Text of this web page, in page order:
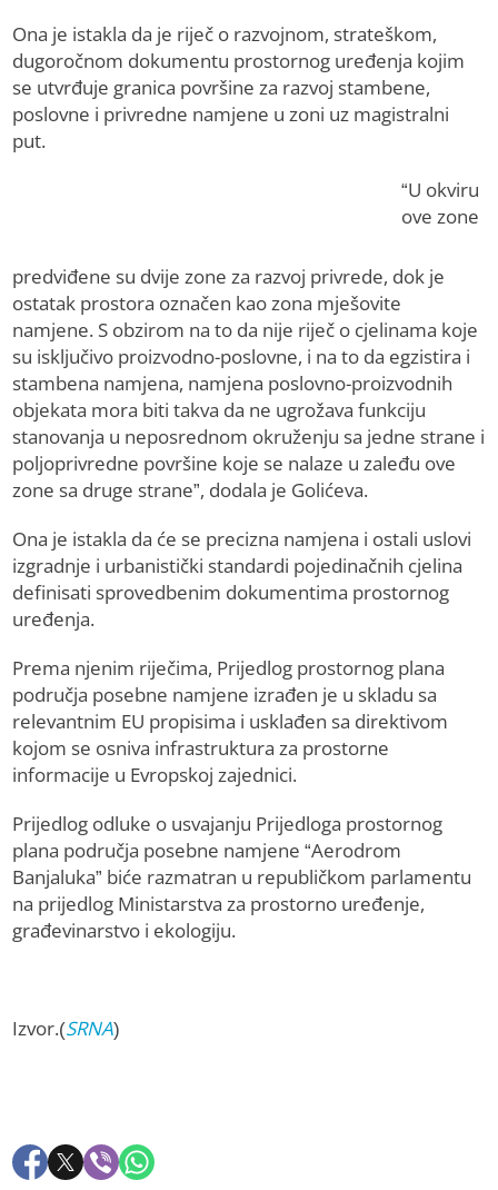
Ona je istakla da je riječ o razvojnom, strateškom,
dugoročnom dokumentu prostornog uređenja kojim
se utvrđuje granica površine za razvoj stambene,
poslovne i privredne namjene u zoni uz magistralni
put.
“U okviru
ove zone
predviđene su dvije zone za razvoj privrede, dok je
ostatak prostora označen kao zona mješovite
namjene. S obzirom na to da nije riječ o cjelinama koje
su isključivo proizvodno-poslovne, i na to da egzistira i
stambena namjena, namjena poslovno-proizvodnih
objekata mora biti takva da ne ugrožava funkciju
stanovanja u neposrednom okruženju sa jedne strane i
poljoprivredne površine koje se nalaze u zaleđu ove
zone sa druge strane”, dodala je Golićeva.
Ona je istakla da će se precizna namjena i ostali uslovi
izgradnje i urbanistički standardi pojedinačnih cjelina
definisati sprovedbenim dokumentima prostornog
uređenja.
Prema njenim riječima, Prijedlog prostornog plana
područja posebne namjene izrađen je u skladu sa
relevantnim EU propisima i usklađen sa direktivom
kojom se osniva infrastruktura za prostorne
informacije u Evropskoj zajednici.
Prijedlog odluke o usvajanju Prijedloga prostornog
plana područja posebne namjene “Aerodrom
Banjaluka” biće razmatran u republičkom parlamentu
na prijedlog Ministarstva za prostorno uređenje,
građevinarstvo i ekologiju.
Izvor.(SRNA)